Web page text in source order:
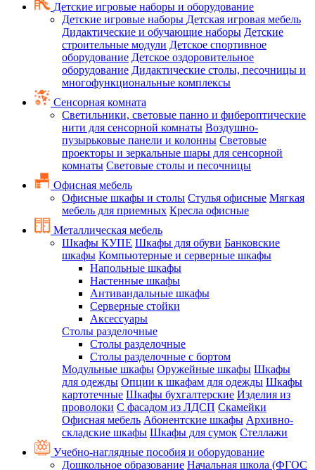
Детские игровые наборы и оборудование
Детские игровые наборы Детская игровая мебель
Дидактические и обучающие наборы Детские
строительные модули Детское спортивное
оборудование Детское оздоровительное
оборудование Дидактические столы, песочницы и
многофункциональные комплексы
Сенсорная комната
Светильники, световые панно и фибероптические
нити для сенсорной комнаты Воздушно-
пузырьковые панели и колонны Световые
проекторы и зеркальные шары для сенсорной
комнаты Световые столы и песочницы
Офисная мебель
Офисные шкафы и столы Стулья офисные Мягкая
мебель для приемных Кресла офисные
Металлическая мебель
Шкафы КУПЕ Шкафы для обуви Банковские
шкафы Компьютерные и серверные шкафы
Напольные шкафы
Настенные шкафы
Антивандальные шкафы
Серверные стойки
Аксессуары
Столы разделочные
Столы разделочные
Столы разделочные с бортом
Модульные шкафы Оружейные шкафы Шкафы
для одежды Опции к шкафам для одежды Шкафы
картотечные Шкафы бухгалтерские Изделия из
проволоки С фасадом из ЛДСП Скамейки
Офисная мебель Абонентские шкафы Архивно-
складские шкафы Шкафы для сумок Стеллажи
Учебно-наглядные пособия и оборудование
Дошкольное образование Начальная школа (ФГОС